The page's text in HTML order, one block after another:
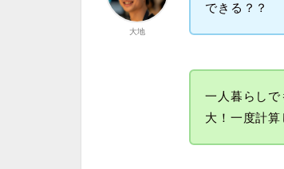
大地
できる？？
一人暮らし
大！一度計算